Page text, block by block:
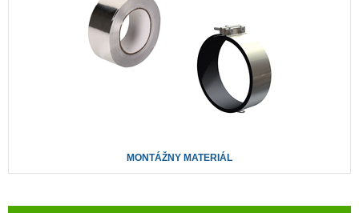
MONTÁŽNY MATERIÁL